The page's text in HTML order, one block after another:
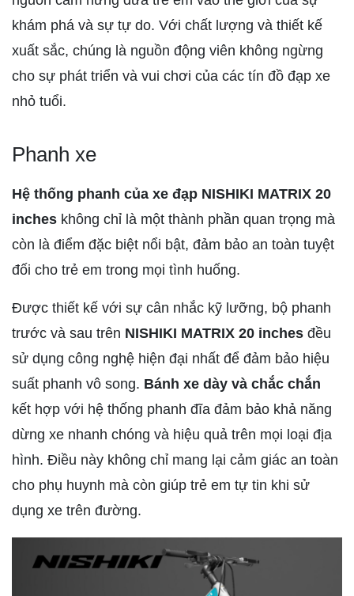
khám phá và sự tự do. Với chất lượng và thiết kế
xuất sắc, chúng là nguồn động viên không ngừng
cho sự phát triển và vui chơi của các tín đồ đạp xe
nhỏ tuổi.
Phanh xe
Hệ thống phanh của xe đạp NISHIKI MATRIX 20
inches không chỉ là một thành phần quan trọng mà
còn là điểm đặc biệt nổi bật, đảm bảo an toàn tuyệt
đối cho trẻ em trong mọi tình huống.
Được thiết kế với sự cân nhắc kỹ lưỡng, bộ phanh
trước và sau trên NISHIKI MATRIX 20 inches đều
sử dụng công nghệ hiện đại nhất để đảm bảo hiệu
suất phanh vô song. Bánh xe dày và chắc chắn
kết hợp với hệ thống phanh đĩa đảm bảo khả năng
dừng xe nhanh chóng và hiệu quả trên mọi loại địa
hình. Điều này không chỉ mang lại cảm giác an toàn
cho phụ huynh mà còn giúp trẻ em tự tin khi sử
dụng xe trên đường.